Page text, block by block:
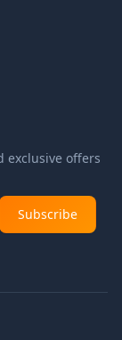
exclusive offers
Subscribe